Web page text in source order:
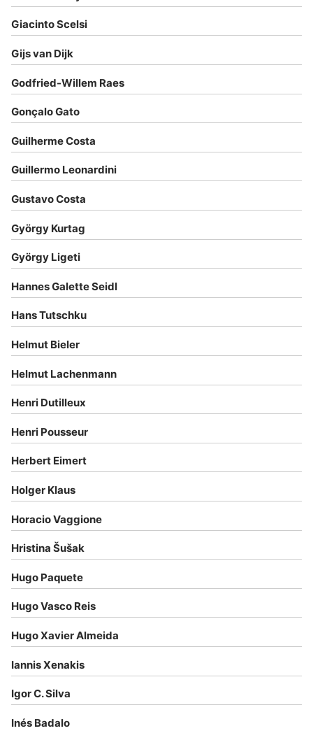
Giacinto Scelsi
Gijs van Dijk
Godfried-Willem Raes
Gonçalo Gato
Guilherme Costa
Guillermo Leonardini
Gustavo Costa
György Kurtag
György Ligeti
Hannes Galette Seidl
Hans Tutschku
Helmut Bieler
Helmut Lachenmann
Henri Dutilleux
Henri Pousseur
Herbert Eimert
Holger Klaus
Horacio Vaggione
Hristina Šušak
Hugo Paquete
Hugo Vasco Reis
Hugo Xavier Almeida
Iannis Xenakis
Igor C. Silva
Inés Badalo